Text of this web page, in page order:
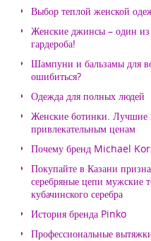
Выбор теплой женской
Женские джинсы – один из
гардероба!
Шампуни и бальзамы для
ошибиться?
Одежда для полных людей
Женские ботинки. Лучшие
привлекательным ценам
Почему бренд Michael
Покупайте в Казани
серебряные цепи мужские
кубачинского серебра
История бренда Pinko
Профессиональные